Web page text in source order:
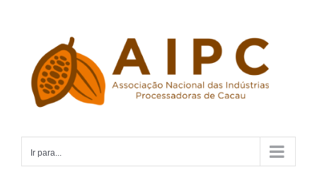
conteúdo
Ir para...